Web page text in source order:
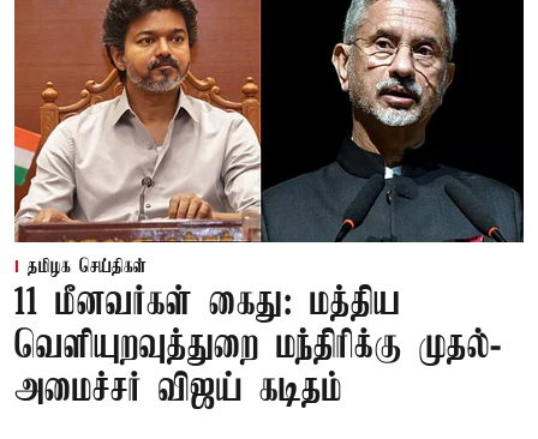
தமிழக செய்திகள்
11 மீனவர்கள் கைது: மத்திய
வெளியுறவுத்துறை மந்திரிக்கு முதல்-
அமைச்சர் விஜய் கடிதம்